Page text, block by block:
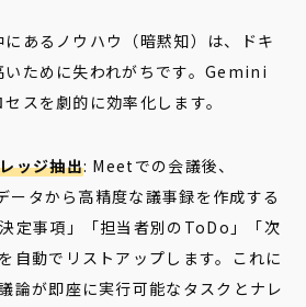
あるノウハウ（暗黙知）は、ドキ
いために失われがちです。Gemini
スを劇的に効率化します。
ッジ抽出: Meetでの会議後、
タから高精度な議事録を作成する
定事項」「担当者別のToDo」「次
自動でリストアップします。これに
論が即座に実行可能なタスクとナレ